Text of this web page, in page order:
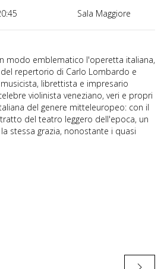
Sala Maggiore
modo emblematico l'operetta italiana,
repertorio di Carlo Lombardo e
librettista e impresario
violinista veneziano, veri e propri
del genere mitteleuropeo: con il
del teatro leggero dell'epoca, un
stessa grazia, nonostante i quasi